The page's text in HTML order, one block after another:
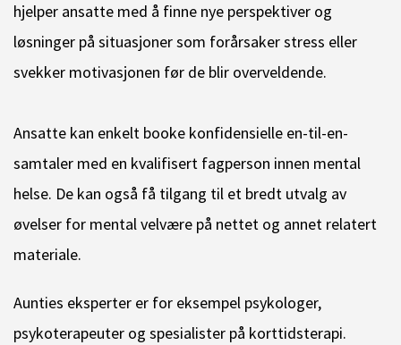
hjelper ansatte med å finne nye perspektiver og
løsninger på situasjoner som forårsaker stress eller
svekker motivasjonen før de blir overveldende.
Ansatte kan enkelt booke konfidensielle en-til-en-
samtaler med en kvalifisert fagperson innen mental
helse. De kan også få tilgang til et bredt utvalg av
øvelser for mental velvære på nettet og annet relatert
materiale.
Aunties eksperter er for eksempel psykologer,
psykoterapeuter og spesialister på korttidsterapi.